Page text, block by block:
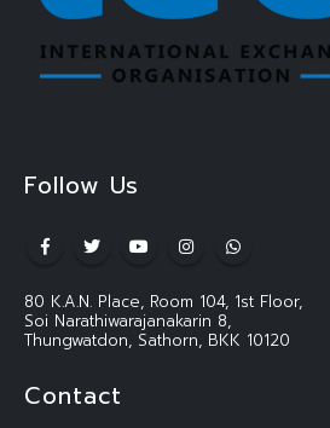
Follow Us
80 K.A.N. Place, Room 104, 1st Floor,
Soi Narathiwarajanakarin 8,
Thungwatdon, Sathorn, BKK 10120
Contact